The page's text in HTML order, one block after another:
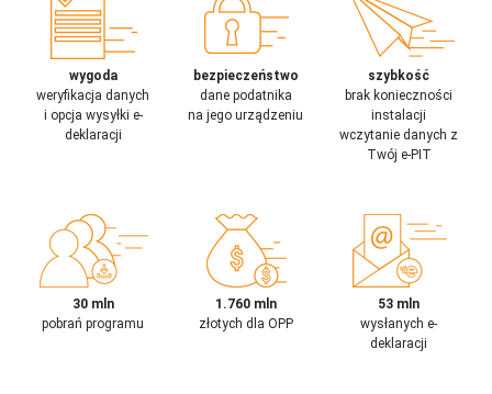
wygoda
weryfikacja danych
i opcja wysyłki e-
deklaracji
bezpieczeństwo
dane podatnika
na jego urządzeniu
szybkość
brak konieczności
instalacji
wczytanie danych z
Twój e-PIT
30 mln
pobrań programu
1.760 mln
złotych dla OPP
53 mln
wysłanych e-
deklaracji